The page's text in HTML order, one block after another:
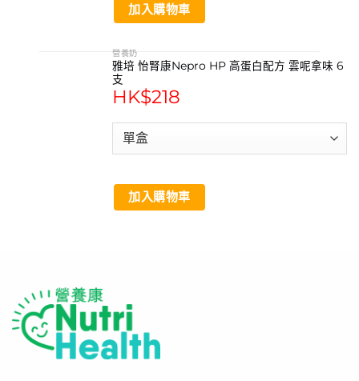
加入購物車
營養奶
雅培 怡腎康Nepro HP 高蛋白配方 雲呢拿味 6
支
HK$218
加入購物車